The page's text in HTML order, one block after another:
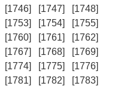
[1746] [1747]
[1748]
[1753] [1754]
[1755]
[1760] [1761]
[1762]
[1767] [1768]
[1769]
[1774] [1775]
[1776]
[1781] [1782]
[1783]